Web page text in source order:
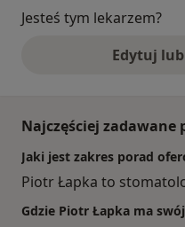
Jesteś tym lekarzem?
Edytuj
Najczęściej zadawane
Jaki jest zakres porad
Piotr Łapka to
Gdzie Piotr Łapka ma